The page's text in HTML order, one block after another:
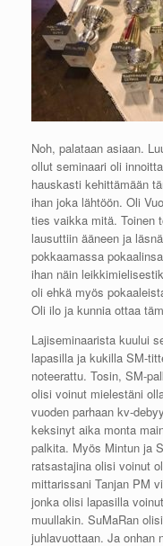
Noh, palataan asiaan.
ollut seminaari oli
hauskasti kehittämään
ihan joka lähtöön. Oli
ties vaikka mitä. Toinen
lausuttiin ääneen ja
pokkaamassa
ihan näin
oli ehkä myös
Oli ilo ja kunnia ottaa
Lajiseminaarista kuului
lapasilla ja kukilla SM-
noteerattu. Tosin, SM-
olisi voinut mielestäni
vuoden parhaan kv-
keksinyt aika monta
palkita. Myös Mintun ja
ratsastajina olisi voinut
mittarissani Tanjan PM
jonka olisi lapasilla
muullakin. SuMaRan
juhlavuottaan. Ja onhan